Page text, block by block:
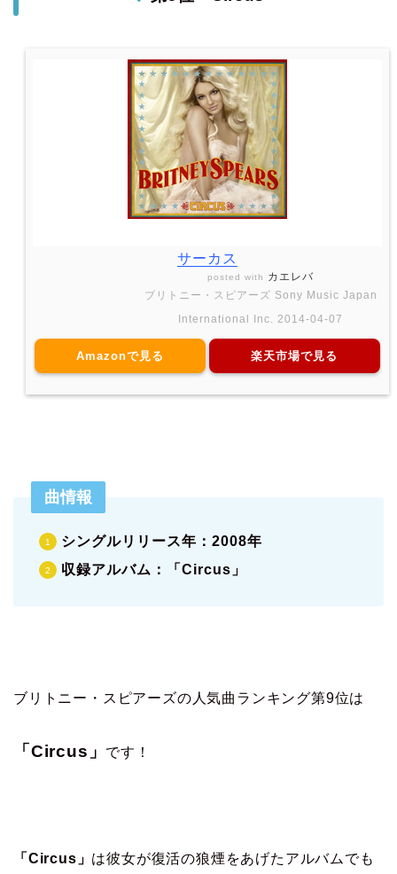
サーカス
posted with カエレバ
ブリトニー・スピアーズ Sony Music Japan
International Inc. 2014-04-07
Amazonで見る 楽天市場で見る
曲情報
シングルリリース年：2008年
収録アルバム：「Circus」
ブリトニー・スピアーズの人気曲ランキング第9位は
「Circus」 です！
「Circus」 は彼女が復活の狼煙をあげたアルバムでも